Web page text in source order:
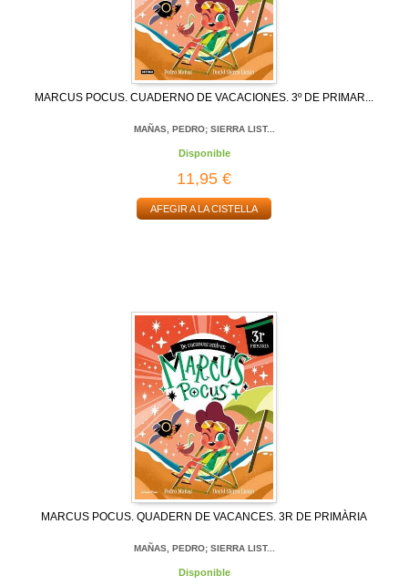
MARCUS POCUS. CUADERNO DE VACACIONES. 3º DE PRIMAR...
MAÑAS, PEDRO; SIERRA LIST...
Disponible
11,95 €
AFEGIR A LA CISTELLA
MARCUS POCUS. QUADERN DE VACANCES. 3R DE PRIMÀRIA
MAÑAS, PEDRO; SIERRA LIST...
Disponible